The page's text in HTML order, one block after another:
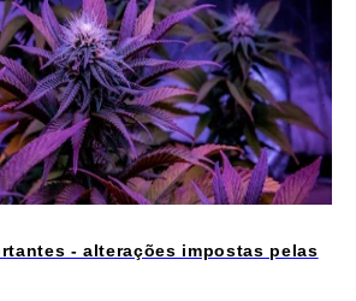
- alterações impostas pelas